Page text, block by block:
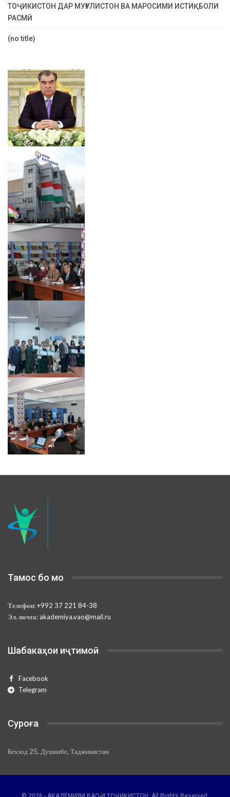
ТОҶИКИСТОН ДАР МУҒУЛИСТОН ВА МАРОСИМИ ИСТИҚБОЛИ
РАСМӢ
(no title)
Тамос бо мо
Телефон:+992 37 221 84-38
Эл. почта: akademiya.vao@mail.ru
Шабакаҳои иҷтимоӣ
Facebook
Telegram
Суроға
Бехзод 25, Душанбе, Таджикистан